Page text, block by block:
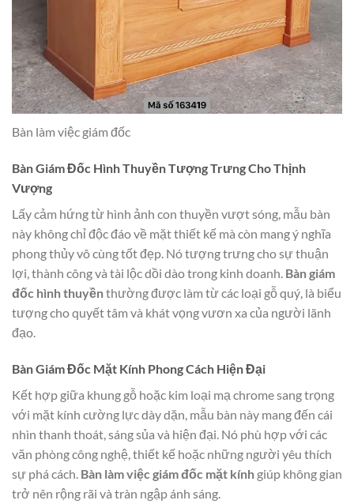
Bàn làm việc giám đốc
Bàn Giám Đốc Hình Thuyền Tượng Trưng Cho Thịnh
Vượng
Lấy cảm hứng từ hình ảnh con thuyền vượt sóng, mẫu bàn
này không chỉ độc đáo về mặt thiết kế mà còn mang ý nghĩa
phong thủy vô cùng tốt đẹp. Nó tượng trưng cho sự thuận
lợi, thành công và tài lộc dồi dào trong kinh doanh. Bàn giám
đốc hình thuyềnthường được làm từ các loại gỗ quý, là biểu
tượng cho quyết tâm và khát vọng vươn xa của người lãnh
đạo.
Bàn Giám Đốc Mặt Kính Phong Cách Hiện Đại
Kết hợp giữa khung gỗ hoặc kim loại mạ chrome sang trọng
với mặt kính cường lực dày dặn, mẫu bàn này mang đến cái
nhìn thanh thoát, sáng sủa và hiện đại. Nó phù hợp với các
văn phòng công nghệ, thiết kế hoặc những người yêu thích
sự phá cách. Bàn làm việc giám đốc mặt kính giúp không gian
trở nên rộng rãi và tràn ngập ánh sáng.